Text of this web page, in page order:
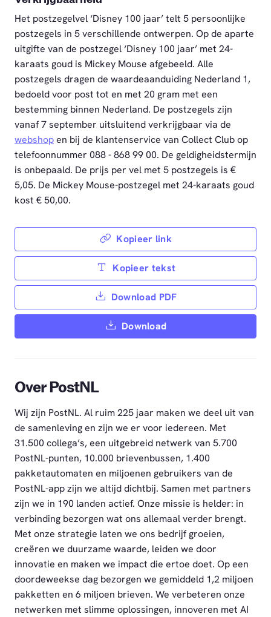
Het postzegelvel ‘Disney 100 jaar’ telt 5 persoonlijke
postzegels in 5 verschillende ontwerpen. Op de aparte
uitgifte van de postzegel ‘Disney 100 jaar’ met 24-
karaats goud is Mickey Mouse afgebeeld. Alle
postzegels dragen de waardeaanduiding Nederland 1,
bedoeld voor post tot en met 20 gram met een
bestemming binnen Nederland. De postzegels zijn
vanaf 7 september uitsluitend verkrijgbaar via de
webshopen bij de klantenservice van Collect Club op
telefoonnummer 088 - 868 99 00. De geldigheidstermijn
is onbepaald. De prijs per vel met 5 postzegels is €
5,05. De Mickey Mouse-postzegel met 24-karaats goud
kost € 50,00.
Kopieer link
Kopieer tekst
Download PDF
Download
Over PostNL
Wij zijn PostNL. Al ruim 225 jaar maken we deel uit van
de samenleving en zijn we er voor iedereen. Met
31.500 collega’s, een uitgebreid netwerk van 5.700
PostNL-punten, 10.000 brievenbussen, 1.400
pakketautomaten en miljoenen gebruikers van de
PostNL-app zijn we altijd dichtbij. Samen met partners
zijn we in 190 landen actief. Onze missie is helder: in
verbinding bezorgen wat ons allemaal verder brengt.
Met onze strategie laten we ons bedrijf groeien,
creëren we duurzame waarde, leiden we door
innovatie en maken we impact die ertoe doet. Op een
doordeweekse dag bezorgen we gemiddeld 1,2 miljoen
pakketten en 6 miljoen brieven. We verbeteren onze
netwerken met slimme oplossingen, innoveren met AI